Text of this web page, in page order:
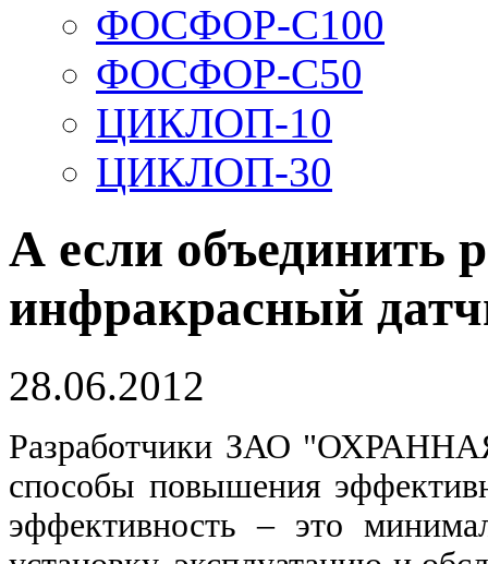
ФОСФОР-С100
ФОСФОР-С50
ЦИКЛОП-10
ЦИКЛОП-30
А если объединить
инфракрасный
28.06.2012
Разработчики ЗАО
способы повышения
эффективность – это